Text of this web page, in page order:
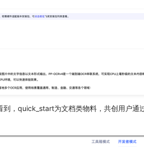
到，quick_start为文档类物料，共创用户通